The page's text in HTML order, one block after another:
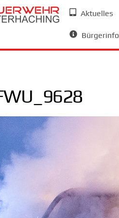
Aktuelles
Bürgerinfo